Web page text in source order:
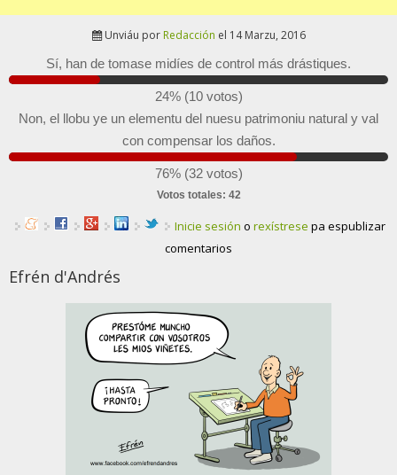
Unviáu por Redacción el 14 Marzu, 2016
Sí, han de tomase midíes de control más drástiques.
24% (10 votos)
Non, el llobu ye un elementu del nuesu patrimoniu natural y val
con compensar los daños.
76% (32 votos)
Votos totales: 42
Inicie sesión o rexístrese pa espublizar
comentarios
Efrén d'Andrés